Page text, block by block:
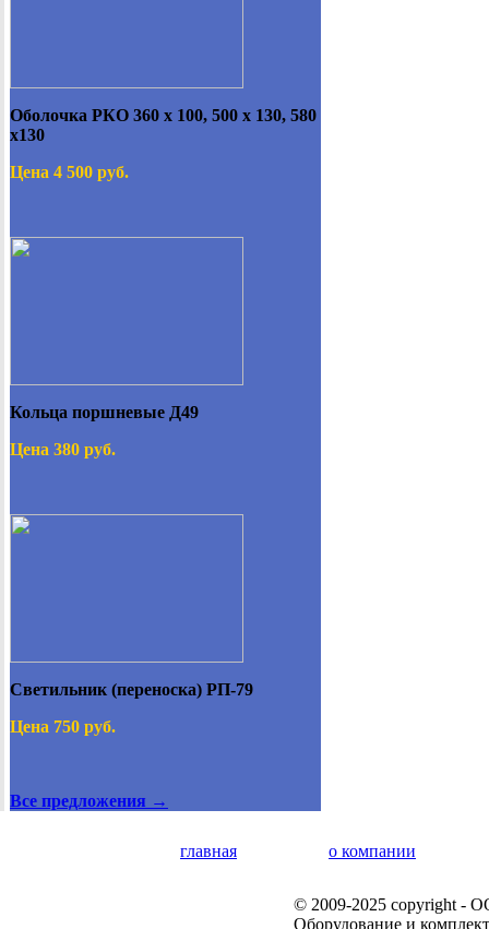
Оболочка РКО 360 х 100, 500 х 130, 580
х130
Цена 4 500 руб.
Кольца поршневые Д49
Цена 380 руб.
Светильник (переноска) РП-79
Цена 750 руб.
Все предложения →
главная о компании
© 2009-2025 copyright -
Оборудование и